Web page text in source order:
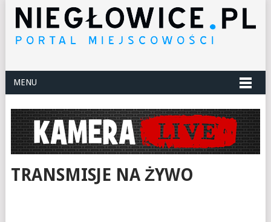
MENU
TRANSMISJE NA ŻYWO